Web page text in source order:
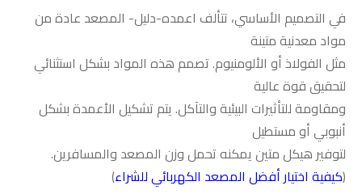
في التصميم الأساسي، تتألف اعمده-دليل- المصعد عادة من
مواد معدنية متينة
مثل الفولاذ أو الألومنيوم. تصمم هذه المواد بشكل استثنائي
لتحقيق قوة عالية
ومقاومة للتأثيرات البيئية والتآكل. يتم تشكيل الأعمدة بشكل
أنبوبي أو مستطيل
لتوفير هيكل متين يمكنه تحمل وزن المصعد والمسافرين.
(كيفية اختيار أفضل المصعد الكهربائي للشراء)